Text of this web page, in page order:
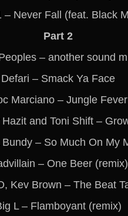
– Never Fall (feat. Black
Part 2
– another sound
Defari – Smack Ya Face
Marciano – Jungle Fever
and Toni Shift –
Bundy – So Much On My
– One Beer (remix)
Kev Brown – The Beat
L – Flamboyant (remix)